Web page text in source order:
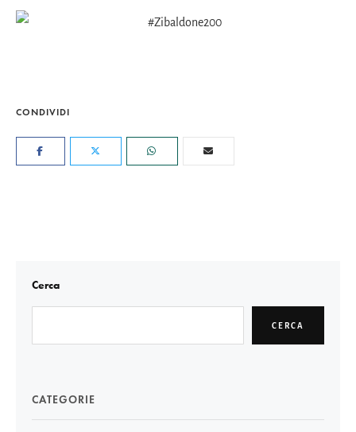
CONDIVIDI
Cerca
CERCA
CATEGORIE